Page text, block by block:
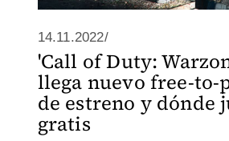
14.11.2022/
'Call of Duty:
llega nuevo free-to-
de estreno y dónde
gratis